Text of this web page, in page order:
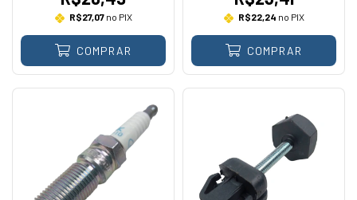
R$27,07no PIX
COMPRAR
R$22,24 no PIX
COMPRAR